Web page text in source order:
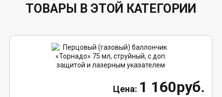
ТОВАРЫ В ЭТОЙ КАТЕГОРИИ
1 160руб.